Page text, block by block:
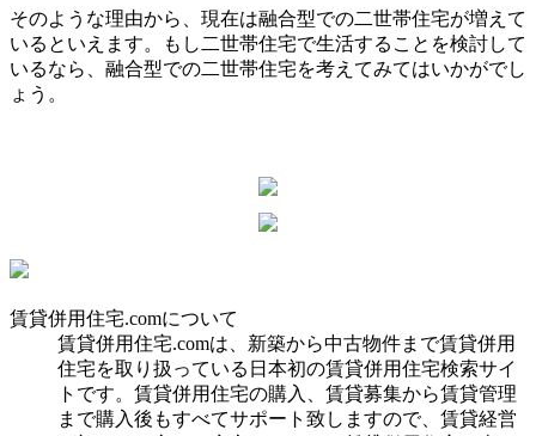
そのような理由から、現在は融合型での二世帯住宅が増えて
いるといえます。もし二世帯住宅で生活することを検討して
いるなら、融合型での二世帯住宅を考えてみてはいかがでし
ょう。
賃貸併用住宅.comについて
賃貸併用住宅.comは、新築から中古物件まで賃貸併用
住宅を取り扱っている日本初の賃貸併用住宅検索サイ
トです。賃貸併用住宅の購入、賃貸募集から賃貸管理
まで購入後もすべてサポート致しますので、賃貸経営